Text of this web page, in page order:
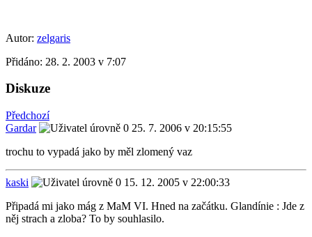
Autor: zelgaris
Přidáno: 28. 2. 2003 v 7:07
Diskuze
Předchozí
Gardar
25. 7. 2006 v 20:15:55
trochu to vypadá jako by měl zlomený vaz
kaski
15. 12. 2005 v 22:00:33
Připadá mi jako mág z MaM VI. Hned na začátku. Glandínie : Jde z
něj strach a zloba? To by souhlasilo.